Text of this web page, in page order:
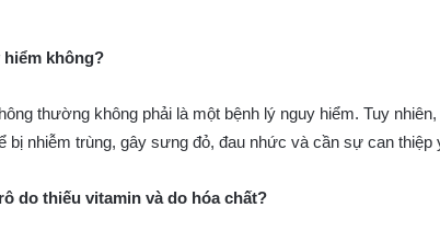
không?
thường không phải là một bệnh lý nguy hiểm. Tuy
nhiễm trùng, gây sưng đỏ, đau nhức và cần sự can thiệp
do thiếu vitamin và do hóa chất?